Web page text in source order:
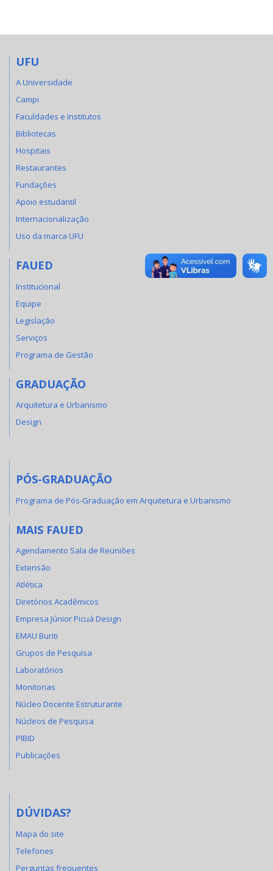
UFU
A Universidade
Campi
Faculdades e Institutos
Bibliotecas
Hospitais
Restaurantes
Fundações
Apoio estudantil
Internacionalização
Uso da marca UFU
FAUED
Institucional
Equipe
Legislação
Serviços
Programa de Gestão
GRADUAÇÃO
Arquitetura e Urbanismo
Design
PÓS-GRADUAÇÃO
Programa de Pós-Graduação em Arquitetura e Urbanismo
MAIS FAUED
Agendamento Sala de Reuniões
Extensão
Atlética
Diretórios Acadêmicos
Empresa Júnior Picuá Design
EMAU Buriti
Grupos de Pesquisa
Laboratórios
Monitorias
Núcleo Docente Estruturante
Núcleos de Pesquisa
PIBID
Publicações
DÚVIDAS?
Mapa do site
Telefones
Perguntas frequentes